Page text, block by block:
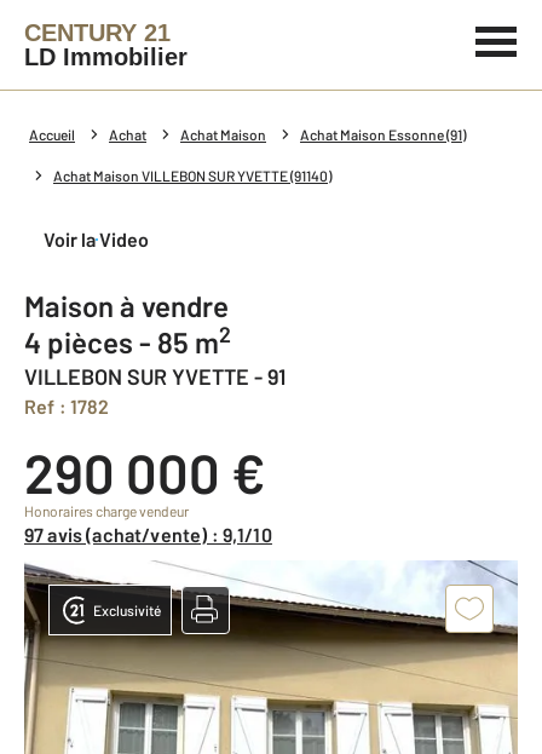
CENTURY 21
LD Immobilier
Accueil Achat Achat Maison Achat Maison Essonne (91)
Achat Maison VILLEBON SUR YVETTE (91140)
Voir la Video
Maison à vendre
4 pièces - 85 m2
VILLEBON SUR YVETTE - 91
Ref : 1782
290 000 €
Honoraires charge vendeur
97 avis (achat/vente) : 9,1/10
Exclusivité